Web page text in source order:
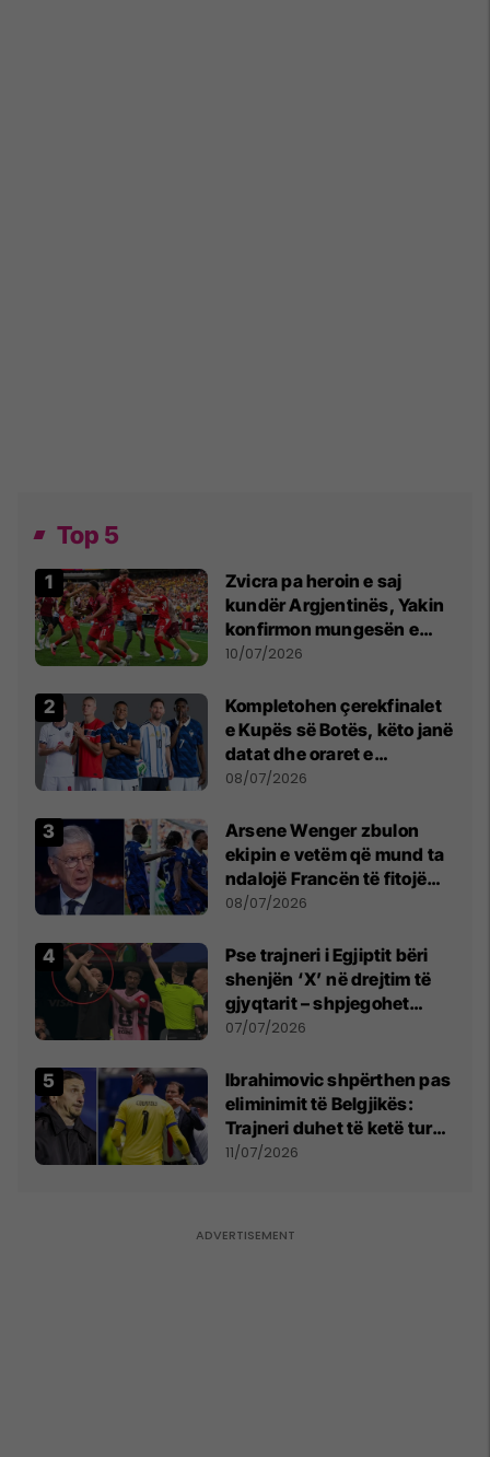
Top 5
Zvicra pa heroin e saj
kundër Argjentinës, Yakin
konfirmon mungesën e
madhe
10/07/2026
Kompletohen çerekfinalet
e Kupës së Botës, këto janë
datat dhe oraret e
ndeshjeve
08/07/2026
Arsene Wenger zbulon
ekipin e vetëm që mund ta
ndalojë Francën të fitojë
Kupën e Botës
08/07/2026
Pse trajneri i Egjiptit bëri
shenjën ‘X’ në drejtim të
gjyqtarit – shpjegohet
gjesti i pazakontë
07/07/2026
Ibrahimovic shpërthen pas
eliminimit të Belgjikës:
Trajneri duhet të ketë turp,
ai lojtar se meritoi të luante
11/07/2026